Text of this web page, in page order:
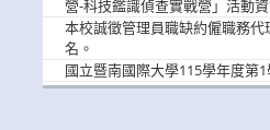
營-科技鑑識偵查實戰營」活動
加。
本校誠徵管理員職缺約僱職務
名。
國立暨南國際大學115學年度第